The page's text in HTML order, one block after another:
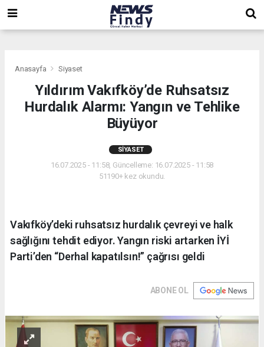
Anasayfa Siyaset
Yıldırım Vakıfköy’de Ruhsatsız
Hurdalık Alarmı: Yangın ve Tehlike
Büyüyor
SIYASET
16.07.2025 - 11:58, Güncelleme: 16.07.2025 - 11:58
51190+ kez okundu.
Vakıfköy’deki ruhsatsız hurdalık çevreyi ve halk
sağlığını tehdit ediyor. Yangın riski artarken İYİ
Parti’den “Derhal kapatılsın!” çağrısı geldi
ABONE OL